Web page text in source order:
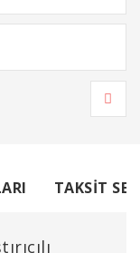
TAKSIT